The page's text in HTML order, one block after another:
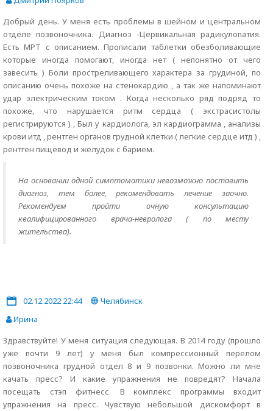
Добрый день. У меня есть проблемы в шейном и центральном
отделе позвоночника. Диагноз -Цервикальная радикулопатия.
Есть МРТ с описанием. Прописали таблетки обезболивающие
которые иногда помогают, иногда нет ( непонятно от чего
завесить ) Боли простреливающего характера за грудиной, по
описанию очень похоже на стенокардию , а так же напоминают
удар электрическим током . Когда несколько ряд подряд то
похоже, что нарушается ритм сердца ( экстрасистолы
регистрируются ) , Был у кардиолога, эл кардиограмма , анализы
крови итд , рентген органов грудной клетки ( легкие сердце итд ) ,
рентген пищевод и желудок с барием.
На основании одной симптоматики невозможно поставить
диагноз, тем более, рекомендовать лечение заочно.
Рекомендуем пройти очную консультацию
квалифицированного врача-невролога ( по месту
жительства).
02.12.2022 22:44
Челябинск
Ирина
Здравствуйте! У меня ситуация следующая. В 2014 году (прошло
уже почти 9 лет) у меня был компрессионный перелом
позвоночника грудной отдел 8 и 9 позвонки. Можно ли мне
качать пресс? И какие упражнения не повредят? Начала
посещать стэп фитнесс. В комплекс программы входит
упражнения на пресс. Чувствую небольшой дискомфорт в